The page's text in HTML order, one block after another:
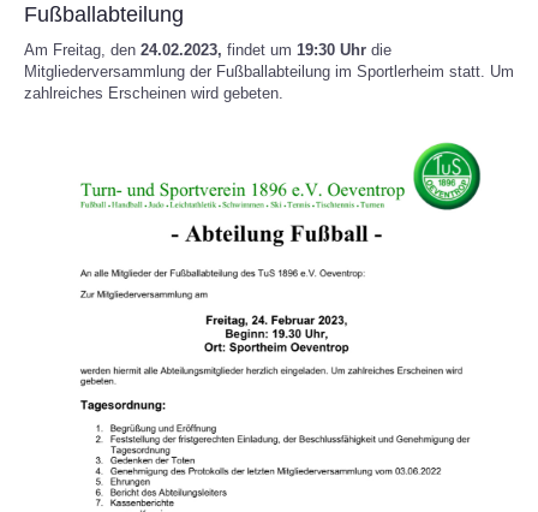
Fußballabteilung
Am Freitag, den 24.02.2023, findet um 19:30 Uhr die
Mitgliederversammlung der Fußballabteilung im Sportlerheim statt. Um
zahlreiches Erscheinen wird gebeten.